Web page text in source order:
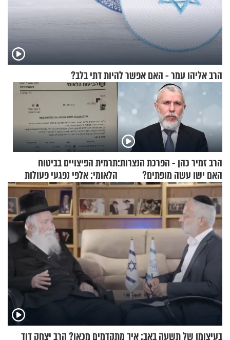
הרב אליהו עמר - האם אפשר להיות דתי בלב?
הרב זמיר כהן - הפרכת הנצרות:
האם ישו עשה מופתים?
תרמית הפיצויים בביטוח
הלאומי: אלפי נפגעי פעולות
איבה קיבלו כספים במירמה
בעיצומו של תשעה באב: איך מתקדמים מכאן? הרב יצחק דוד